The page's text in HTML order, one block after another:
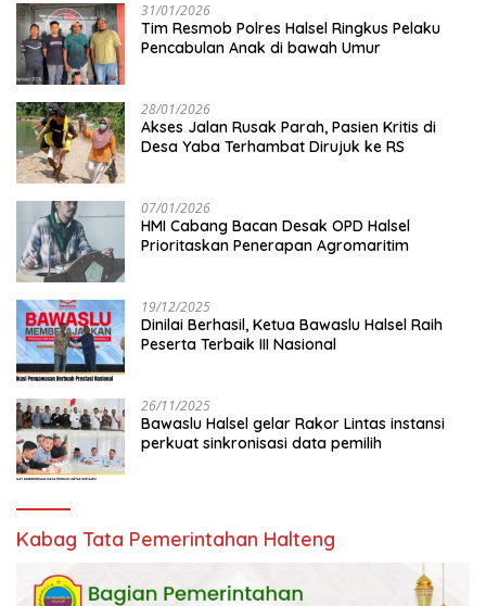
31/01/2026
Tim Resmob Polres Halsel Ringkus Pelaku
Pencabulan Anak di bawah Umur
28/01/2026
Akses Jalan Rusak Parah, Pasien Kritis di
Desa Yaba Terhambat Dirujuk ke RS
07/01/2026
HMI Cabang Bacan Desak OPD Halsel
Prioritaskan Penerapan Agromaritim
19/12/2025
Dinilai Berhasil, Ketua Bawaslu Halsel Raih
Peserta Terbaik III Nasional
26/11/2025
Bawaslu Halsel gelar Rakor Lintas instansi
perkuat sinkronisasi data pemilih
Kabag Tata Pemerintahan Halteng